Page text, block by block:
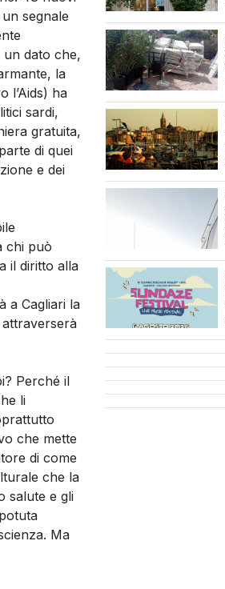
segnale
un dato che,
la
l’Aids) ha
sardi,
gratuita,
di quei
e dei
chi può
il diritto alla
a Cagliari la
attraverserà
Perché il
li
che mette
di come
che la
salute e gli
Ma